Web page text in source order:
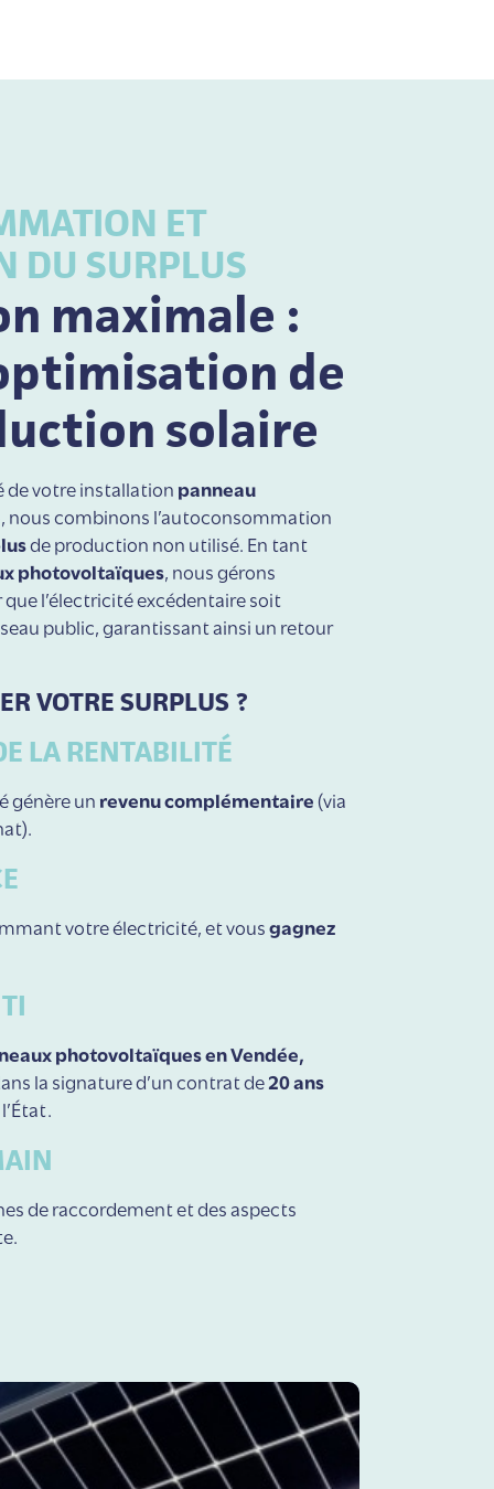
ET
DU SURPLUS
maximale :
de
solaire
de votre installation panneau
, nous combinons l’autoconsommation
de production non utilisé. En tant
photovoltaïques, nous gérons
l’électricité excédentaire soit
public, garantissant ainsi un retour
VOTRE SURPLUS ?
LA RENTABILITÉ
génère un revenu complémentaire(via
votre électricité, et vousgagnez
photovoltaïques en Vendée,
la signature d’un contrat de20 ans
de raccordement et des aspects